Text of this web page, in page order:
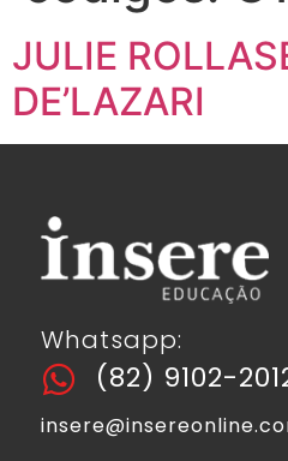
JULIE
DE’LAZARI
Whatsapp:
(82) 9102-